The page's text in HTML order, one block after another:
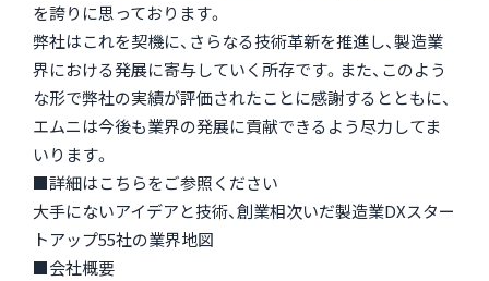
を誇りに思っております。
弊社はこれを契機に、さらなる技術革新を推進し、製造業
界における発展に寄与していく所存です。また、このよう
な形で弊社の実績が評価されたことに感謝するとともに、
エムニは今後も業界の発展に貢献できるよう尽力してま
いります。
■詳細はこちらをご参照ください
大手にないアイデアと技術、創業相次いだ製造業DXスター
トアップ55社の業界地図
■会社概要